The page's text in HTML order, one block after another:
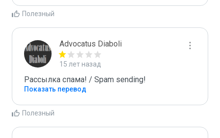
Полезный
Advocatus Diaboli
15 лет назад
Рассылка спама! / Spam sending!
Показать перевод
Полезный